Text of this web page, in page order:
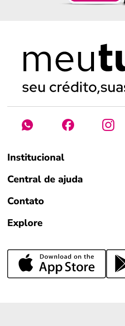
Institucional
Central de ajuda
Contato
Explore